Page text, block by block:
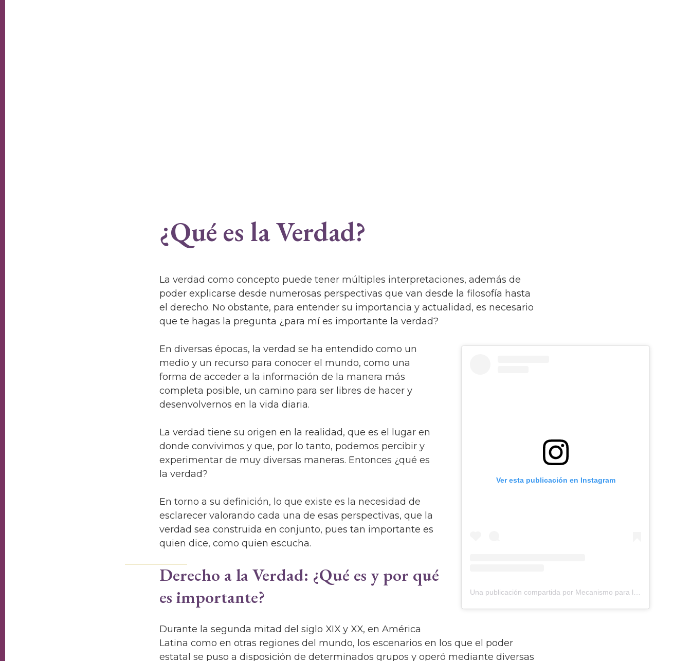
¿Qué es la Verdad?
La verdad como concepto puede tener múltiples interpretaciones, además de
poder explicarse desde numerosas perspectivas que van desde la filosofía hasta
el derecho. No obstante, para entender su importancia y actualidad, es necesario
que te hagas la pregunta ¿para mí es importante la verdad?
Ver esta publicación en Instagram
En diversas épocas, la verdad se ha entendido como un
medio y un recurso para conocer el mundo, como una
forma de acceder a la información de la manera más
completa posible, un camino para ser libres de hacer y
desenvolvernos en la vida diaria.
La verdad tiene su origen en la realidad, que es el lugar en
donde convivimos y que, por lo tanto, podemos percibir y
experimentar de muy diversas maneras. Entonces ¿qué es
la verdad?
En torno a su definición, lo que existe es la necesidad de
esclarecer valorando cada una de esas perspectivas, que la
verdad sea construida en conjunto, pues tan importante es
quien dice, como quien escucha.
Derecho a la Verdad: ¿Qué es y por qué
es importante?
Durante la segunda mitad del siglo XIX y XX, en América
Latina como en otras regiones del mundo, los escenarios en los que el poder
estatal se puso a disposición de determinados grupos y operó mediante diversas